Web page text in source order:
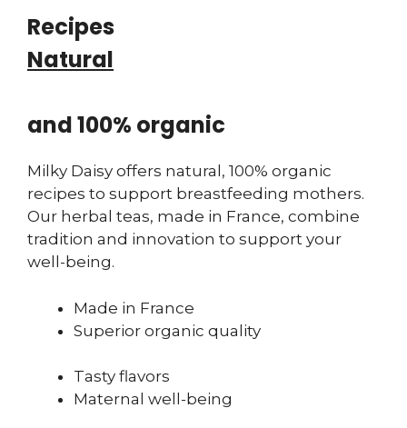
Recipes
Natural
and 100% organic
Milky Daisy offers natural, 100% organic
recipes to support breastfeeding mothers.
Our herbal teas, made in France, combine
tradition and innovation to support your
well-being.
Made in France
Superior organic quality
Tasty flavors
Maternal well-being